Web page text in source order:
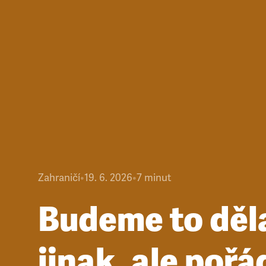
Zahraničí•19. 6. 2026•7 minut
Budeme to